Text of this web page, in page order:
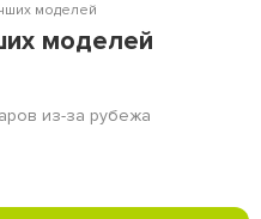
моделей
моделей
из-за рубежа